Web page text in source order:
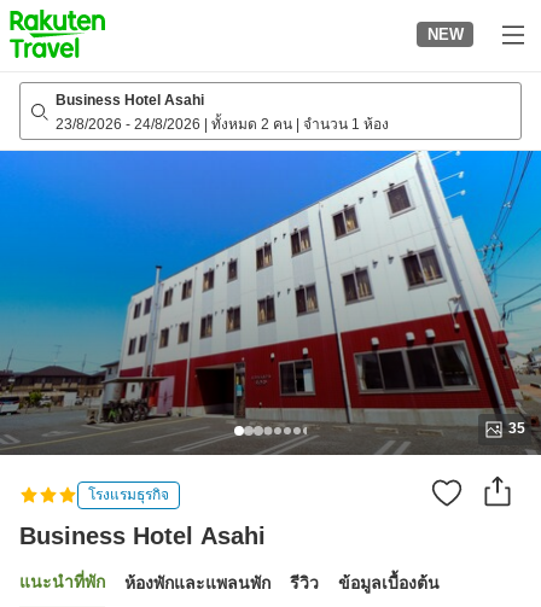
to
top
page
NEW
Business Hotel Asahi
23/8/2026 - 24/8/2026 ทั้งหมด 2 คน จำนวน 1 ห้อง
35
โรงแรมธุรกิจ
Business Hotel Asahi
แนะนำที่พัก ห้องพักและแพลนพัก รีวิว ข้อมูลเบื้องต้น